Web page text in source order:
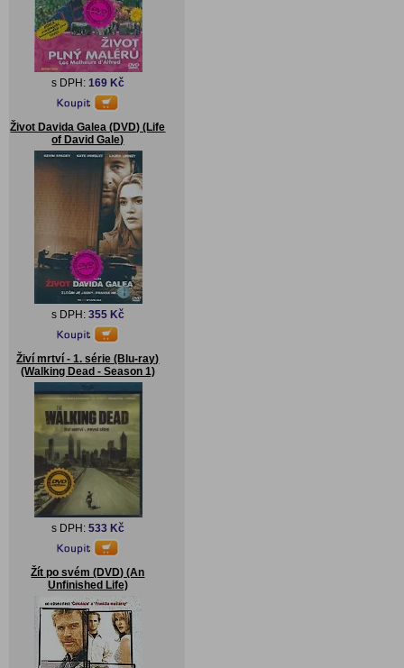
s DPH: 169 Kč
Život Davida Galea (DVD) (Life
of David Gale)
s DPH: 355 Kč
Živí mrtví - 1. série (Blu-ray)
(Walking Dead - Season 1)
s DPH: 533 Kč
Žít po svém (DVD) (An
Unfinished Life)